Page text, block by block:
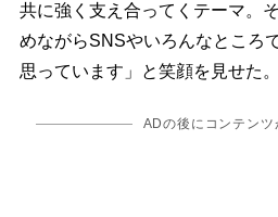
共に強く支え合ってくテーマ。
めながらSNSやいろんなところ
思っています」と笑顔を見せた。
ADの後にコンテンツ